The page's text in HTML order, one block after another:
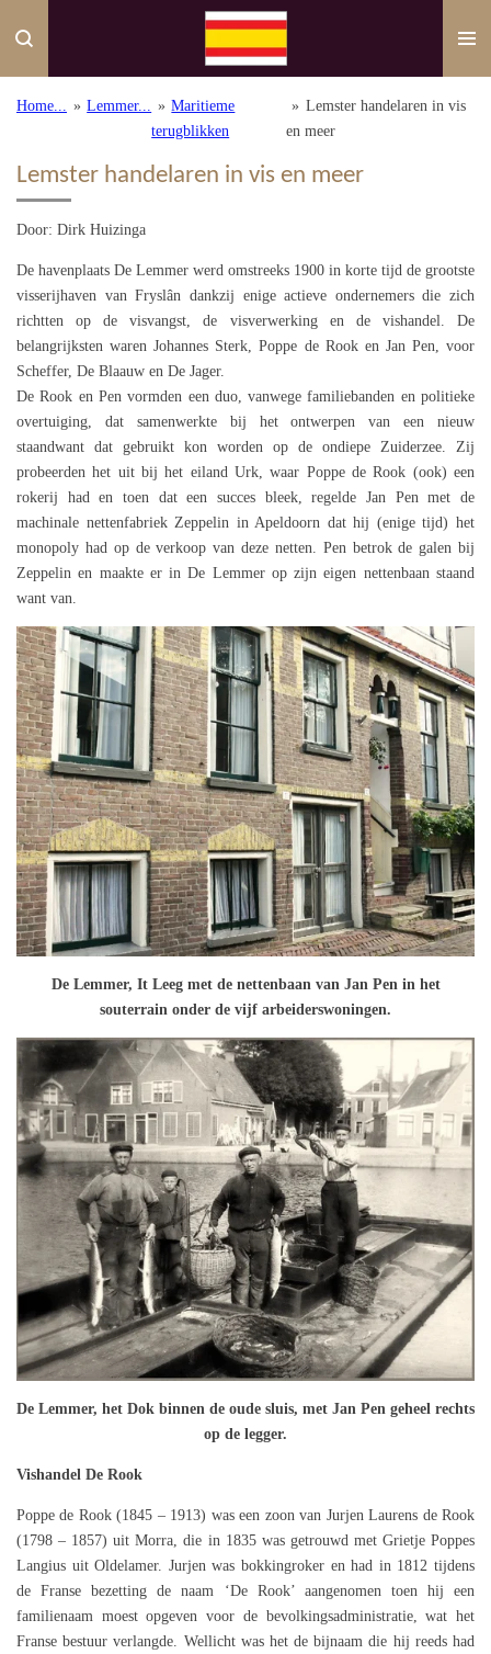
direct
de
Home... » Lemmer... » Maritieme
terugblikken
» Lemster handelaren in vis
en meer
Lemster handelaren in vis en meer
Door: Dirk Huizinga
De havenplaats De Lemmer werd omstreeks 1900 in korte tijd de grootste
visserijhaven van Fryslân dankzij enige actieve ondernemers die zich
richtten op de visvangst, de visverwerking en de vishandel. De
belangrijksten waren Johannes Sterk, Poppe de Rook en Jan Pen, voor
Scheffer, De Blaauw en De Jager.
De Rook en Pen vormden een duo, vanwege familiebanden en politieke
overtuiging, dat samenwerkte bij het ontwerpen van een nieuw
staandwant dat gebruikt kon worden op de ondiepe Zuiderzee. Zij
probeerden het uit bij het eiland Urk, waar Poppe de Rook (ook) een
rokerij had en toen dat een succes bleek, regelde Jan Pen met de
machinale nettenfabriek Zeppelin in Apeldoorn dat hij (enige tijd) het
monopoly had op de verkoop van deze netten. Pen betrok de galen bij
Zeppelin en maakte er in De Lemmer op zijn eigen nettenbaan staand
want van.
De Lemmer, It Leeg met de nettenbaan van Jan Pen in het
souterrain onder de vijf arbeiderswoningen.
De Lemmer, het Dok binnen de oude sluis, met Jan Pen geheel rechts
op de legger.
Vishandel De Rook
Poppe de Rook (1845 – 1913) was een zoon van Jurjen Laurens de Rook
(1798 – 1857) uit Morra, die in 1835 was getrouwd met Grietje Poppes
Langius uit Oldelamer. Jurjen was bokkingroker en had in 1812 tijdens
de Franse bezetting de naam ‘De Rook’ aangenomen toen hij een
familienaam moest opgeven voor de bevolkingsadministratie, wat het
Franse bestuur verlangde. Wellicht was het de bijnaam die hij reeds had